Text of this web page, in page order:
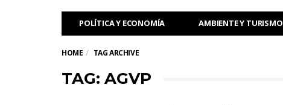
POLÍTICA Y ECONOMÍA AMBIENTE Y TURISMO
HOME TAG ARCHIVE
TAG: AGVP